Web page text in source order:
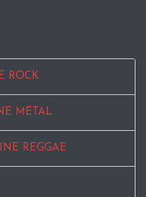
ROCK
METAL
REGGAE